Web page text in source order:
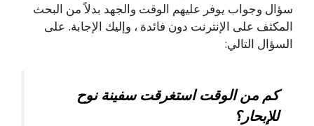
سؤال وجواب يوفر عليهم الوقت والجهد بدلاً من البحث
المكثف على الإنترنت دون فائدة ، وإليك الإجابة. على
السؤال التالي:
كم من الوقت استغرقت سفينة نوح
للإبحار؟